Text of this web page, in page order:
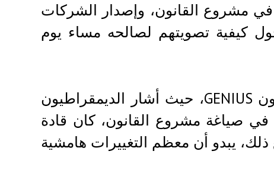
في مشروع القانون، وإصدار الشركات
كيفية تصويتهم لصالحه مساء يوم
أجرى المشرعون عدة تعديلات على مشروع قانون GENIUS، حيث أشار الديمقراطيون
صياغة مشروع القانون، كان قادة
ذلك، يبدو أن معظم التغييرات هامشية